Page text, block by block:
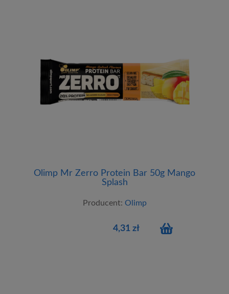
Olimp Mr Zerro Protein Bar 50g Mango
Splash
Producent: Olimp
4,31 zł